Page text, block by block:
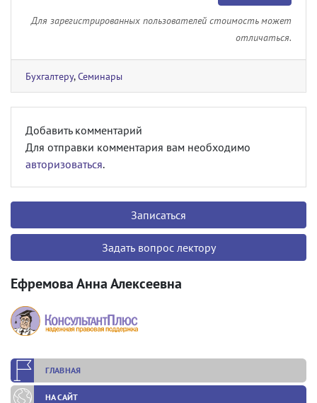
Для зарегистрированных пользователей стоимость может
отличаться.
Бухгалтеру,Семинары
Добавить комментарий
Для отправки комментария вам необходимо
авторизоваться.
Записаться
Задать вопрос лектору
Ефремова Анна Алексеевна
ГЛАВНАЯ
НА САЙТ